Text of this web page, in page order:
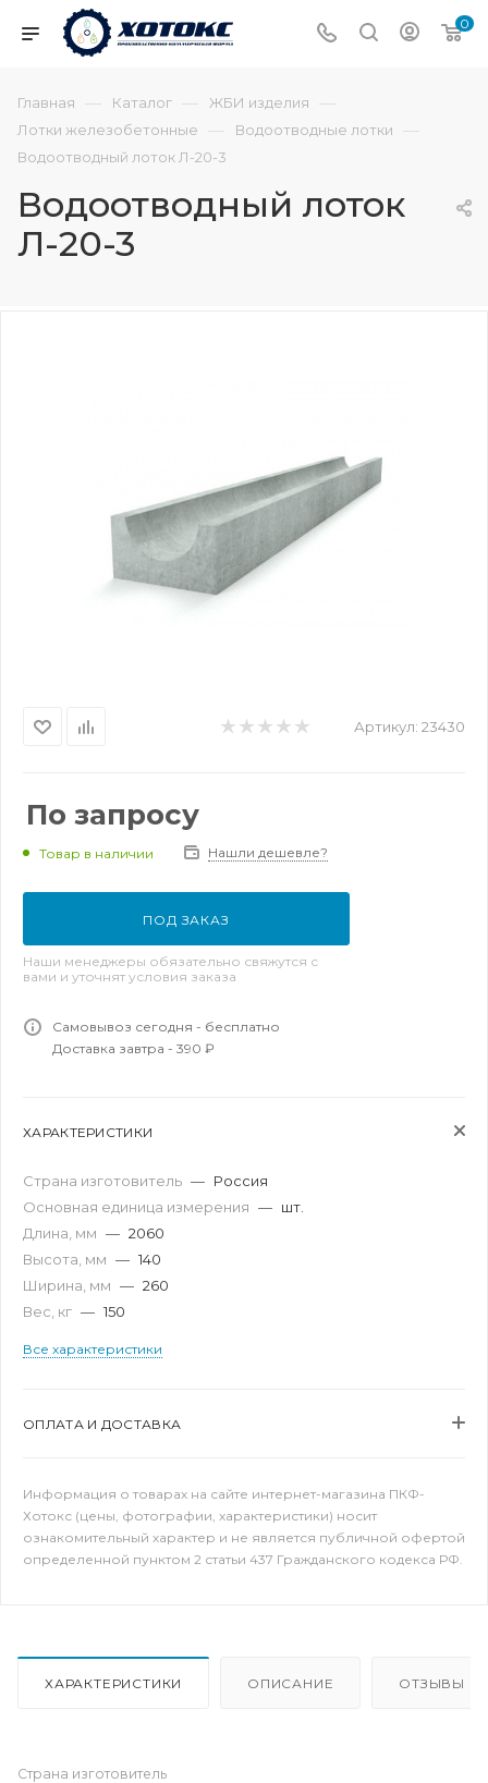
0
Главная — Каталог — ЖБИ изделия —
Лотки железобетонные — Водоотводные лотки —
Водоотводный лоток Л-20-3
Водоотводный лоток
Л-20-3
Артикул: 23430
По запросу
Товар в наличии Нашли дешевле?
ПОД ЗАКАЗ
Наши менеджеры обязательно свяжутся с
вами и уточнят условия заказа
Самовывоз сегодня - бесплатно
Доставка завтра - 390 ₽
ХАРАКТЕРИСТИКИ
Страна изготовитель — Россия
Основная единица измерения — шт.
Длина, мм — 2060
Высота, мм — 140
Ширина, мм — 260
Вес, кг — 150
Все характеристики
ОПЛАТА И ДОСТАВКА
Информация о товарах на сайте интернет-магазина ПКФ-
Хотокс (цены, фотографии, характеристики) носит
ознакомительный характер и не является публичной офертой
определенной пунктом 2 статьи 437 Гражданского кодекса РФ.
ХАРАКТЕРИСТИКИ ОПИСАНИЕ ОТЗЫВЫ
Страна изготовитель